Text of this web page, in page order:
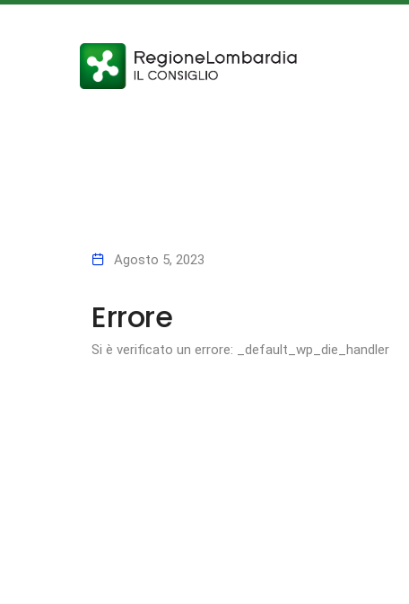
Agosto 5, 2023
Errore
Si è verificato un errore: _default_wp_die_handler